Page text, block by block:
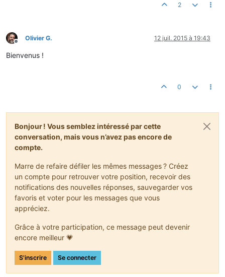
2
Hors-ligne
Olivier G. 12 juil. 2015 à 19:43
Bienvenus !
0
Bonjour ! Vous semblez intéressé par cette
conversation, mais vous n’avez pas encore de
compte.
Marre de refaire défiler les mêmes messages ? Créez
un compte pour retrouver votre position, recevoir des
notifications des nouvelles réponses, sauvegarder vos
favoris et voter pour les messages que vous
appréciez.
Grâce à votre participation, ce message peut devenir
encore meilleur 💗
S'inscrire Se connecter